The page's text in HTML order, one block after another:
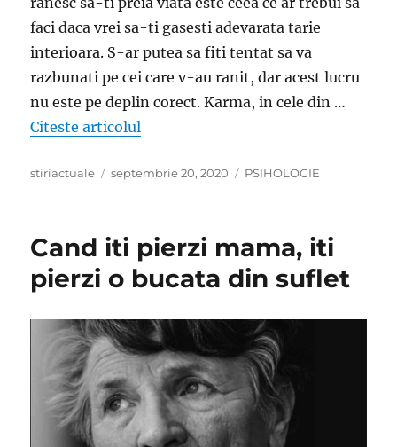
faci daca vrei sa-ti gasesti adevarata tarie
interioara. S-ar putea sa fiti tentat sa va
razbunati pe cei care v-au ranit, dar acest lucru
nu este pe deplin corect. Karma, in cele din …
Citeste articolul
Author
stiriactuale
Posted
septembrie 20, 2020 Categories
PSIHOLOGIE
Cand iti pierzi mama, iti
pierzi o bucata din suflet